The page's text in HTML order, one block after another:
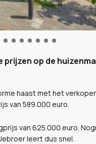
prijzen op de
haast met het
van 589.000 euro.
van 625.000 euro.
leert dus snel.